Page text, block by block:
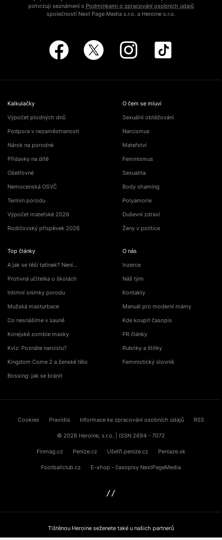
potvrzuji seznámení s Podmínkami o zpracování osobních údajů
společností Next Page Media s.r.o. a Heroine s.r.o.
Kalkulačky
Výpočet plodných dnů
Podpora v nezaměstnanosti
Nárok na porodné
Přídavky na dítě
Ošetřovné
Nemocenská OSVČ
Termín porodu
Výpočet mateřské 2026
Rodičovský příspěvek 2026
Top články
A jak se těší tatínek? Není…
Protivná učitelka o školách
Intimní snímky porodu
Mužská masturbace
Co nesnášíme v sauně
Korejské zombie masky
Kvíz: Poznáte narcistu?
Kingdom Come 2 a ženské tělo
Bossing: jak se bránit
O čem se mluví
Sexuální obtěžování
Narcismus
Mateřství
Feminismus
Sexualita
Body shaming
Polyamorie
Duševní zdraví
Ženy v politice
O nás
Inzerce
Náš tým
Kontakty
Manuál pro moderní mámy
Kde koupit časopis
PR články
Rubriky a štítky
Feministický slovník
Cookies Pravidla Informace ke zpracování osobních údajů RSS
© 2026 Heroine, s.r.o. | ISSN 2694 - 7072
Finmag.cz Peníze.cz Ušetři.peníze.cz Peniaze.sk
Footballclub.cz E-shop - časopisy NextPageMedia
Tištěnou Heroine seženete také u našich partnerů